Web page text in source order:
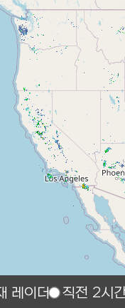
레이더 직전 2시